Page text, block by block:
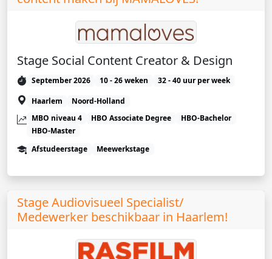
Stage Social Content Creator & Design
September 2026 10 - 26 weken
32 - 40 uur per week
Haarlem
Noord-Holland
MBO niveau 4
HBO Associate Degree
HBO-Bachelor
HBO-Master
Afstudeerstage
Meewerkstage
Stage Audiovisueel Specialist/
Medewerker beschikbaar in Haarlem!